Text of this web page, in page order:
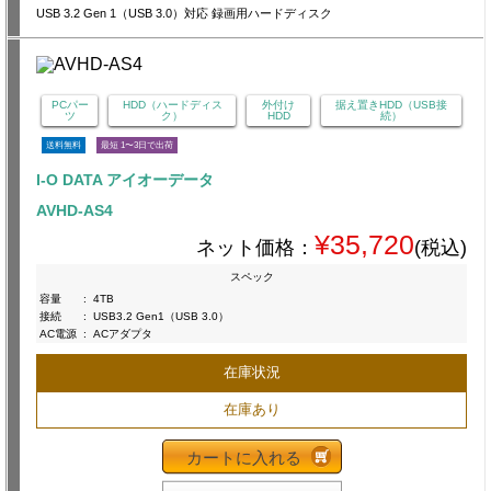
USB 3.2 Gen 1（USB 3.0）対応 録画用ハードディスク
PCパー
ツ
HDD（ハードディス
ク）
外付け
HDD
据え置きHDD（USB接
続）
送料無料 最短 1〜3日で出荷
I-O DATA アイオーデータ
AVHD-AS4
ネット価格： ¥35,720(税込)
スペック
容量
:
4TB
接続
:
USB3.2 Gen1（USB 3.0）
AC電源 : ACアダプタ
在庫状況
在庫あり
カートに入れる